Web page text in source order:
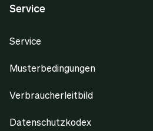
Service
Service
Musterbedingungen
Verbraucherleitbild
Datenschutzkodex